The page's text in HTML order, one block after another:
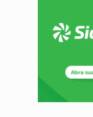
RO
'OS
SOB